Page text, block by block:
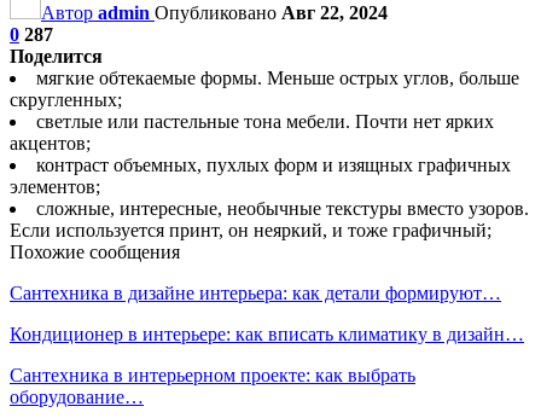
Автор admin Опубликовано Авг 22, 2024
0 287
Поделится
мягкие обтекаемые формы. Меньше острых углов, больше
скругленных;
светлые или пастельные тона мебели. Почти нет ярких
акцентов;
контраст объемных, пухлых форм и изящных графичных
элементов;
сложные, интересные, необычные текстуры вместо узоров.
Если используется принт, он неяркий, и тоже графичный;
Похожие сообщения
Сантехника в дизайне интерьера: как детали формируют…
Кондиционер в интерьере: как вписать климатику в дизайн…
Сантехника в интерьерном проекте: как выбрать
оборудование…